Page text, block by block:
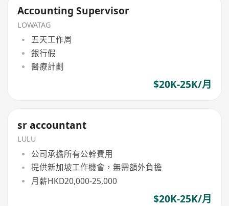
Accounting Supervisor
LOWATAG
五天工作周
銀行假
醫療計劃
$20K-25K/月
sr accountant
LULU
公司承擔所有公幹費用
提供新加坡工作機會，無需額外負擔
月薪HKD20,000-25,000
$20K-25K/月